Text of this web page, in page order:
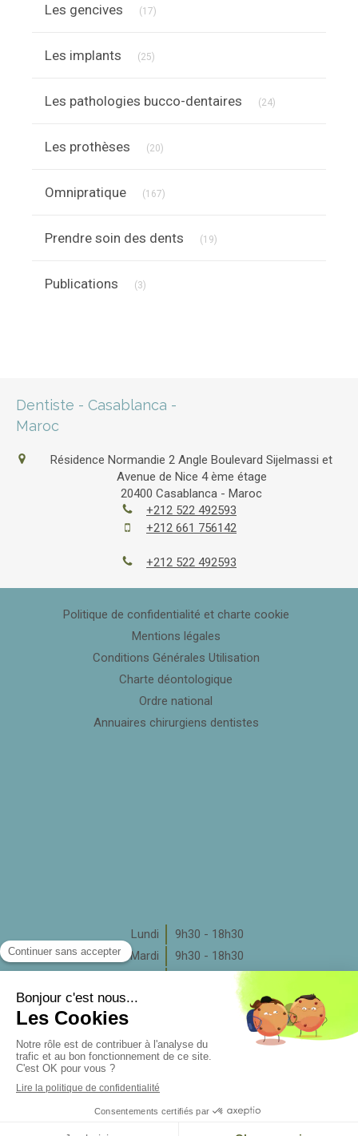
Les gencives (17)
Les implants (25)
Les pathologies bucco-dentaires (24)
Les prothèses (20)
Omnipratique (167)
Prendre soin des dents (19)
Publications (3)
Dentiste - Casablanca -
Maroc
Résidence Normandie 2 Angle Boulevard Sijelmassi et
Avenue de Nice 4 ème étage
20400 Casablanca - Maroc
+212 522 492593
+212 661 756142
+212 522 492593
Politique de confidentialité et charte cookie
Mentions légales
Conditions Générales Utilisation
Charte déontologique
Ordre national
Annuaires chirurgiens dentistes
Lundi
9h30 - 18h30
Mardi
9h30 - 18h30
9h30 - 17h30
Jeudi
9h30 - 18h30
Vendredi
9h30 - 18h30
Samedi
Fermé
Dimanche
Fermé
Rechercher